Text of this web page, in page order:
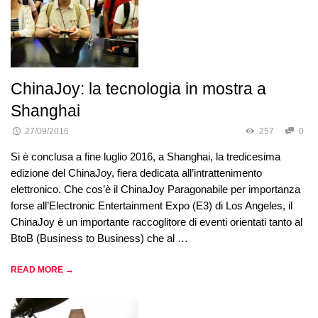
ChinaJoy: la tecnologia in mostra a
Shanghai
27/09/2016 257 0
Si è conclusa a fine luglio 2016, a Shanghai, la tredicesima
edizione del ChinaJoy, fiera dedicata all’intrattenimento
elettronico. Che cos’è il ChinaJoy Paragonabile per importanza
forse all’Electronic Entertainment Expo (E3) di Los Angeles, il
ChinaJoy è un importante raccoglitore di eventi orientati tanto al
BtoB (Business to Business) che al …
READ MORE →